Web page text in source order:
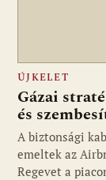
ÚJKELET
Gázai
és
A biztonsági
emeltek az
Regevet a